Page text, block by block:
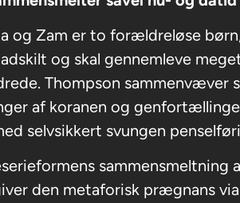
og Zam er to forældreløse
og skal gennemleve
Thompson sammenvæver
af koranen og
selvsikkert svungen
den metaforisk prægnans